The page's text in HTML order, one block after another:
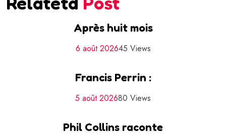
Après huit mois
6 août 202645 Views
Francis Perrin :
5 août 202680 Views
Phil Collins raconte